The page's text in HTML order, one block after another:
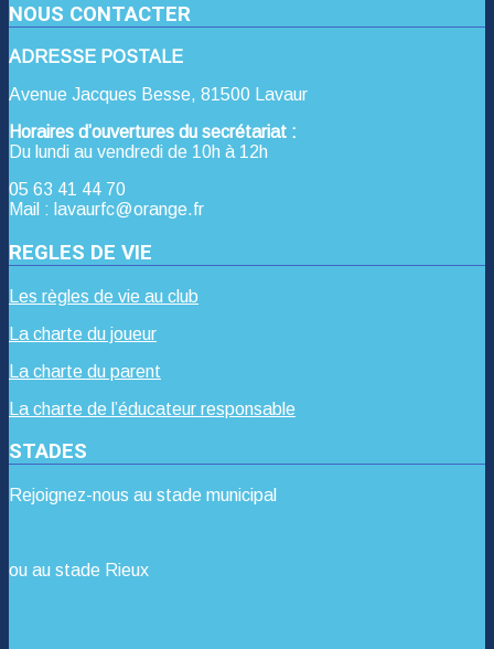
NOUS CONTACTER
ADRESSE POSTALE
Avenue Jacques Besse, 81500 Lavaur
Horaires d’ouvertures du secrétariat :
Du lundi au vendredi de 10h à 12h
05 63 41 44 70
Mail : lavaurfc@orange.fr
REGLES DE VIE
Les règles de vie au club
La charte du joueur
La charte du parent
La charte de l’éducateur responsable
STADES
Rejoignez-nous au stade municipal
ou au stade Rieux